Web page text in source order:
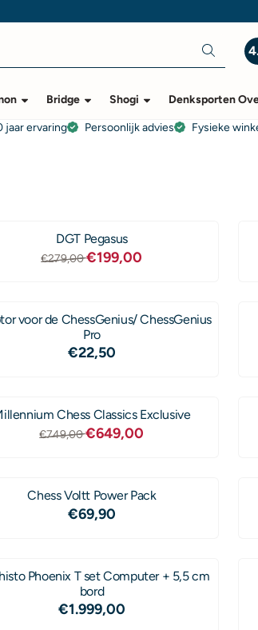
Bridge Shogi Denksporten
jaar ervaring Persoonlijk advies
Fysieke
DGT Pegasus
Van 279,00 voor 199,00
€279,00€199,00
voor de ChessGenius/ ChessGenius
Pro
Prijs: 22,50
€22,50
Chess Classics Exclusive
Van 749,00 voor 649,00
€749,00€649,00
Chess Voltt Power Pack
Prijs: 69,90
€69,90
T set Computer + 5,5 cm
bord
Prijs: 1 999,00
€1.999,00